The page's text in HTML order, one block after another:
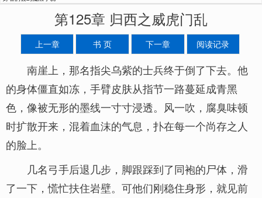
第125章 归西之威虎门乱
上一章 书 页 下一章 阅读记录
南崖上，那名指尖乌紫的士兵终于倒了下去。他
的身体僵直如冻，手臂皮肤从指节一路蔓延成青黑
色，像被无形的墨线一寸寸浸透。风一吹，腐臭味顿
时扩散开来，混着血沫的气息，扑在每一个尚存之人
的脸上。
几名弓手后退几步，脚跟踩到了同袍的尸体，滑
了一下，慌忙扶住岩壁。可他们刚稳住身形，就见前